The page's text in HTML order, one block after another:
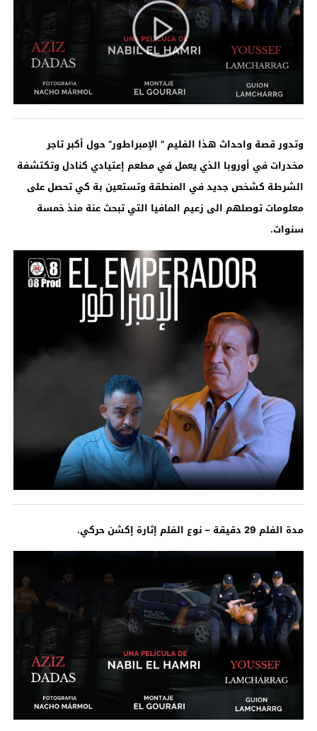
وتدور قصة واحداث هذا الفليم ” الإمبراطور” حول أكبر تاجر
مخدرات في أوروبا الذي يعمل في مطعم إعتيادي كنادل وتكتشفة
الشرطة كشخص جديد في المنطقة وتستعين بة كي تحصل على
معلومات توصلهم الى زعيم المافيا التي تبحث عنة منذ خمسة
سنوات.
مدة الفلم 29 دقيقة – نوع الفلم إثارة إكشن حركي.